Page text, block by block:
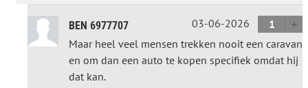
BEN 6977707 03-06-2026
1
Maar heel veel mensen trekken nooit een caravan
en om dan een auto te kopen specifiek omdat hij
dat kan.